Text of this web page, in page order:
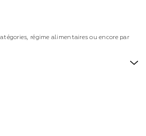
régime alimentaires ou encore par